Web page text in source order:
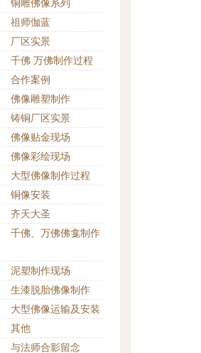
铜雕佛像系列
祖师伽蓝
厂区实景
千佛 万佛制作过程
合作案例
佛像雕塑制作
铸铜厂区实景
佛像贴金现场
佛像彩绘现场
大型佛像制作过程
铜像安装
齐天大圣
千佛、万佛佛龛制作
泥塑制作现场
生漆脱胎佛像制作
大型佛像运输及安装
其他
与法师合影留念